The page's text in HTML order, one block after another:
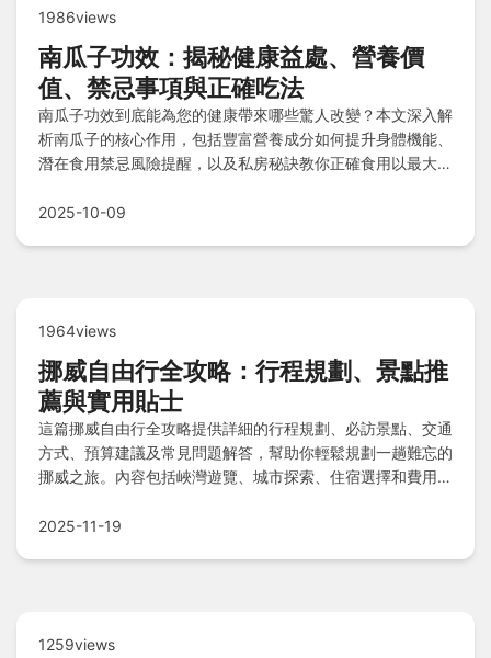
1986views
南瓜子功效：揭秘健康益處、營養價
值、禁忌事項與正確吃法
南瓜子功效到底能為您的健康帶來哪些驚人改變？本文深入解
析南瓜子的核心作用，包括豐富營養成分如何提升身體機能、
潛在食用禁忌風險提醒，以及私房秘訣教你正確食用以最大化
效。
2025-10-09
1964views
挪威自由行全攻略：行程規劃、景點推
薦與實用貼士
這篇挪威自由行全攻略提供詳細的行程規劃、必訪景點、交通
方式、預算建議及常見問題解答，幫助你輕鬆規劃一趟難忘的
挪威之旅。內容包括峽灣遊覽、城市探索、住宿選擇和費用明
方位解決你的疑問，讓你的挪威自由行更順利。
2025-11-19
1259views